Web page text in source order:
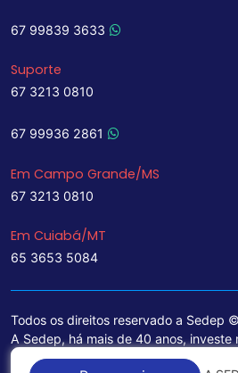
67 99839 3633
Suporte
67 3213 0810
67 99936 2861
Em Campo Grande/MS
67 3213 0810
Em Cuiabá/MT
65 3653 5084
Todos os direitos reservado a Sedep
A Sedep, há mais de 40 anos, investe
treinamento de funcionários e na